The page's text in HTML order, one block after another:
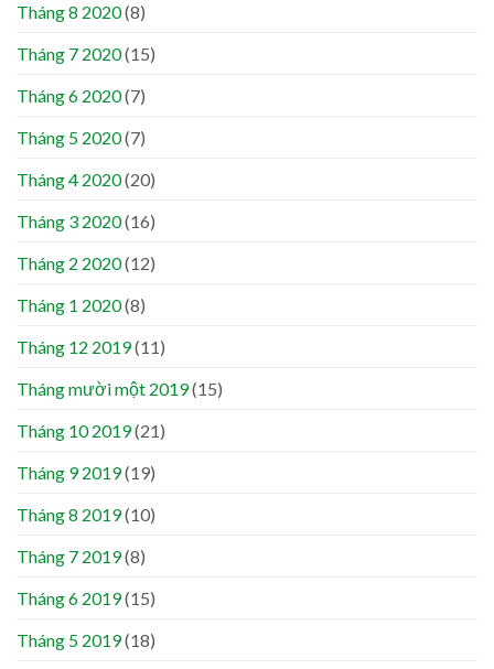
Tháng 8 2020(8)
Tháng 7 2020(15)
Tháng 6 2020(7)
Tháng 5 2020(7)
Tháng 4 2020(20)
Tháng 3 2020(16)
Tháng 2 2020(12)
Tháng 1 2020(8)
Tháng 12 2019(11)
Tháng mười một 2019(15)
Tháng 10 2019(21)
Tháng 9 2019(19)
Tháng 8 2019(10)
Tháng 7 2019(8)
Tháng 6 2019(15)
Tháng 5 2019(18)